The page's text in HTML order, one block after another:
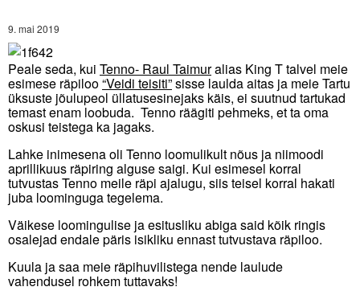
ERF toetab
9. mai 2019
Peale seda, kui Tenno- Raul Taimuralias King T talvel meie
esimese räpiloo“Veidi teisiti”sisse laulda aitas ja meie Tartu
üksuste jõulupeol üllatusesinejaks käis, ei suutnud tartukad
temast enam loobuda. Tenno räägiti pehmeks, et ta oma
oskusi teistega ka jagaks.
Lahke inimesena oli Tenno loomulikult nõus ja niimoodi
aprillikuus räpiring alguse saigi. Kui esimesel korral
tutvustas Tenno meile räpi ajalugu, siis teisel korral hakati
juba loominguga tegelema.
Väikese loomingulise ja esitusliku abiga said kõik ringis
osalejad endale päris isikliku ennast tutvustava räpiloo.
Kuula ja saa meie räpihuvilistega nende laulude
vahendusel rohkem tuttavaks!